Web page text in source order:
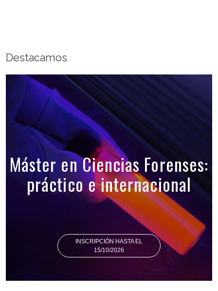
Destacamos
Máster en Ciencias Forenses:
práctico e internacional
INSCRIPCIÓN HASTA EL
15/10/2026